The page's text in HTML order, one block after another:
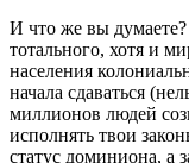
И что же вы думаете?
тотального, хотя и
населения
начала сдаваться
миллионов людей
исполнять твои
статус доминиона, а